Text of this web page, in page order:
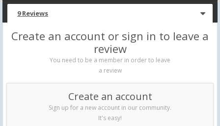
9 Reviews
Create an account or sign in to leave a
review
You need to be a member in order to leave
a review
Create an account
Sign up for a new account in our community.
It's easy!